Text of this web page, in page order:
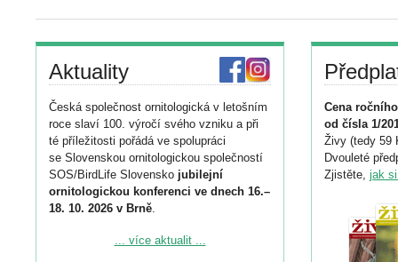
Aktuality
Česká společnost ornitologická v letošním
roce slaví 100. výročí svého vzniku a při
té příležitosti pořádá ve spolupráci
se Slovenskou ornitologickou společností
SOS/BirdLife Slovensko jubilejní
ornitologickou konferenci ve dnech 16.–
18. 10. 2026 v Brně.
Podrobnější informace ke konferenci
... více aktualit ...
Cena
od čísla 1/
Živy (tedy 59
Dvouleté
Zjistěte, jak